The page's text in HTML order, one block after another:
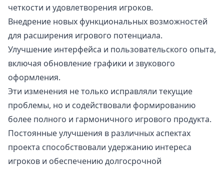
четкости и удовлетворения игроков.
Внедрение новых функциональных возможностей
для расширения игрового потенциала.
Улучшение интерфейса и пользовательского опыта,
включая обновление графики и звукового
оформления.
Эти изменения не только исправляли текущие
проблемы, но и содействовали формированию
более полного и гармоничного игрового продукта.
Постоянные улучшения в различных аспектах
проекта способствовали удержанию интереса
игроков и обеспечению долгосрочной